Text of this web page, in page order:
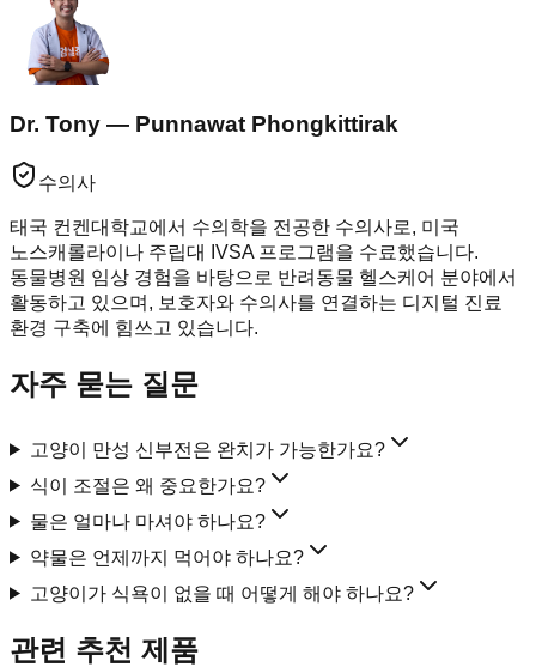
Dr. Tony — Punnawat Phongkittirak
수의사
태국 컨켄대학교에서 수의학을 전공한 수의사로, 미국
노스캐롤라이나 주립대 IVSA 프로그램을 수료했습니다.
동물병원 임상 경험을 바탕으로 반려동물 헬스케어 분야에서
활동하고 있으며, 보호자와 수의사를 연결하는 디지털 진료
환경 구축에 힘쓰고 있습니다.
자주 묻는 질문
고양이 만성 신부전은 완치가 가능한가요?
식이 조절은 왜 중요한가요?
물은 얼마나 마셔야 하나요?
약물은 언제까지 먹어야 하나요?
고양이가 식욕이 없을 때 어떻게 해야 하나요?
관련 추천 제품